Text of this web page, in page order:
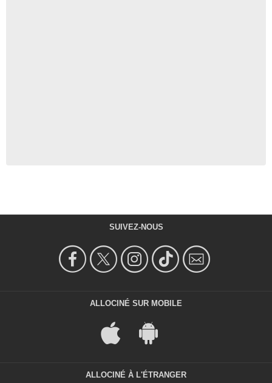
SUIVEZ-NOUS
ALLOCINÉ SUR MOBILE
ALLOCINÉ À L'ÉTRANGER